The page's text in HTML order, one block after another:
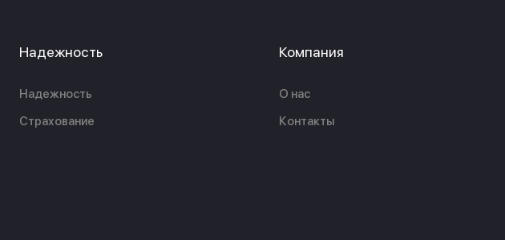
Надежность
Надежность
Страхование
Компания
О нас
Контакты